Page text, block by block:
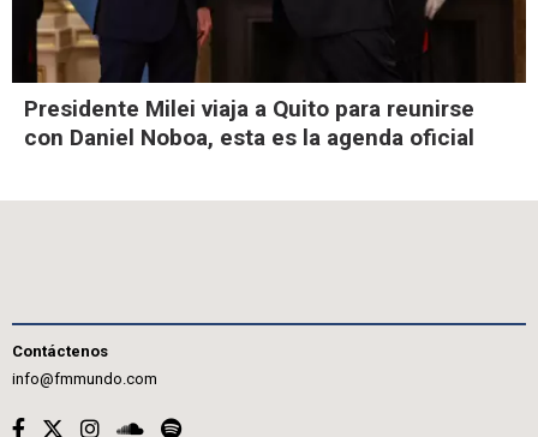
Presidente Milei viaja a Quito para reunirse
con Daniel Noboa, esta es la agenda oficial
Contáctenos
info@fmmundo.com